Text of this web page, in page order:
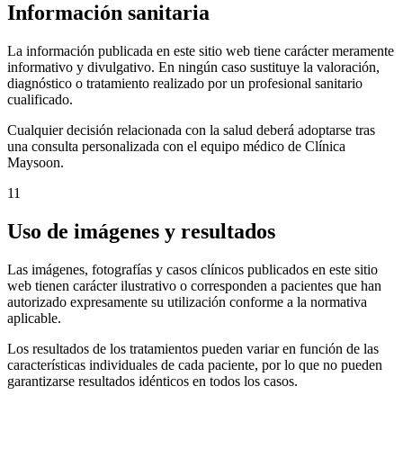
Información sanitaria
La información publicada en este sitio web tiene carácter meramente
informativo y divulgativo. En ningún caso sustituye la valoración,
diagnóstico o tratamiento realizado por un profesional sanitario
cualificado.
Cualquier decisión relacionada con la salud deberá adoptarse tras
una consulta personalizada con el equipo médico de Clínica
Maysoon.
11
Uso de imágenes y resultados
Las imágenes, fotografías y casos clínicos publicados en este sitio
web tienen carácter ilustrativo o corresponden a pacientes que han
autorizado expresamente su utilización conforme a la normativa
aplicable.
Los resultados de los tratamientos pueden variar en función de las
características individuales de cada paciente, por lo que no pueden
garantizarse resultados idénticos en todos los casos.